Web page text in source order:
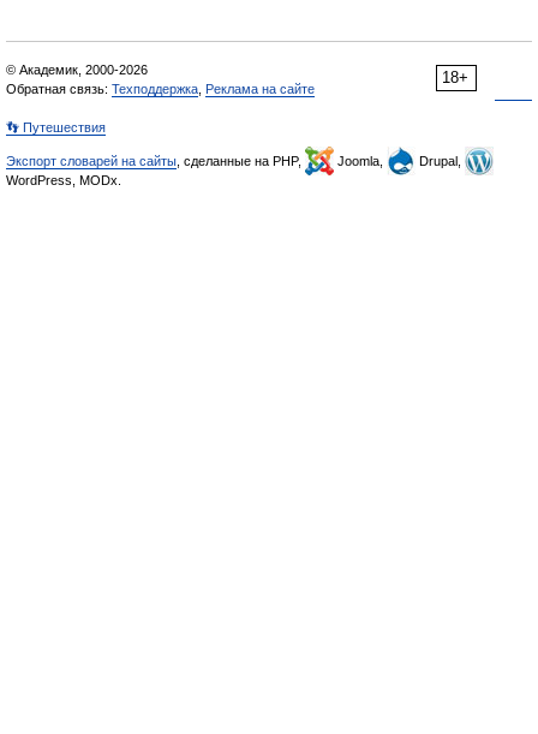
18+
© Академик, 2000-2026
Обратная связь: Техподдержка Реклама на сайте
👣 Путешествия
Экспорт словарей на сайты , сделанные на PHP, Joomla,
Drupal,
WordPress, MODx.